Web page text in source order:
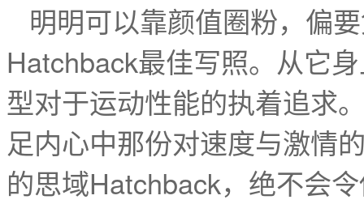
明明可以靠颜值圈粉，偏
Hatchback最佳写照。从它
型对于运动性能的执着追求
足内心中那份对速度与激情
的思域Hatchback，绝不会